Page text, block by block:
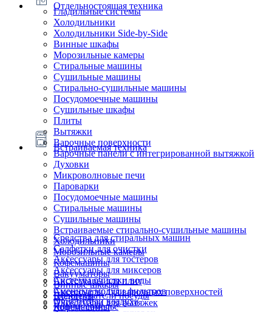
Отдельностоящая техника
Гладильные системы
Холодильники
Холодильники Side-by-Side
Винные шкафы
Морозильные камеры
Стиральные машины
Сушильные машины
Стирально-сушильные машины
Посудомоечные машины
Сушильные шкафы
Плиты
Встраиваемая техника
Вытяжки
Варочные поверхности
Варочные панели с интегрированной вытяжкой
Духовки
Микроволновые печи
Пароварки
Посудомоечные машины
Стиральные машины
Сушильные машины
Встраиваемые стирально-сушильные машины
Холодильники
Морозильные камеры
Кофемашины
Вакууматоры
Винные шкафы
Подогреватели посуды
Ящики сомелье
Блендеры
Кофемашины
Очистители воздуха
Системы очистки воды
Сменные модули фильтров
Аксессуары для тостеров
Аксессуары для миксеров
Аксессуары для плит
Аксессуары для варочных поверхностей
Аксессуары для вытяжек
Средства для стиральных машин
Салфетки для очистки